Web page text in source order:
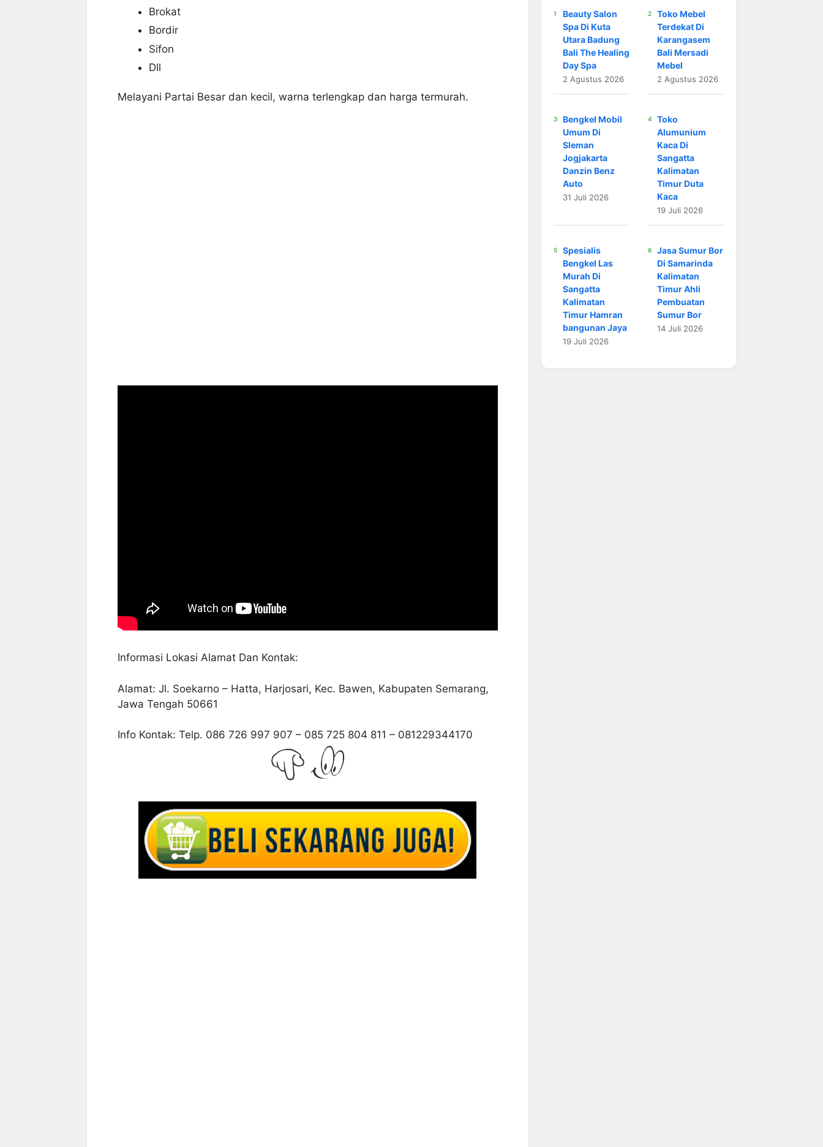
Brokat
Bordir
Sifon
Dll
Melayani Partai Besar dan kecil, warna terlengkap dan harga termurah.
Informasi Lokasi Alamat Dan Kontak:
Alamat: Jl. Soekarno – Hatta, Harjosari, Kec. Bawen, Kabupaten Semarang,
Jawa Tengah 50661
Info Kontak: Telp. 086 726 997 907 – 085 725 804 811 – 081229344170
Beauty Salon
Spa Di Kuta
Utara Badung
Bali The Healing
Day Spa
2 Agustus 2026
Toko Mebel
Terdekat Di
Karangasem
Bali Mersadi
Mebel
2 Agustus 2026
Bengkel Mobil
Umum Di
Sleman
Jogjakarta
Danzin Benz
Auto
31 Juli 2026
Toko
Alumunium
Kaca Di
Sangatta
Kalimatan
Timur Duta
Kaca
19 Juli 2026
Spesialis
Bengkel Las
Murah Di
Sangatta
Kalimatan
Timur Hamran
bangunan Jaya
19 Juli 2026
Jasa Sumur Bor
Di Samarinda
Kalimatan
Timur Ahli
Pembuatan
Sumur Bor
14 Juli 2026